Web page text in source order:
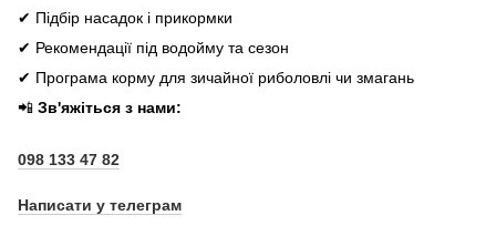
✔ Підбір насадок і прикормки
✔ Рекомендації під водойму та сезон
✔ Програма корму для зичайної риболовлі чи змагань
📲 Зв'яжіться з нами:
098 133 47 82
Написати у телеграм